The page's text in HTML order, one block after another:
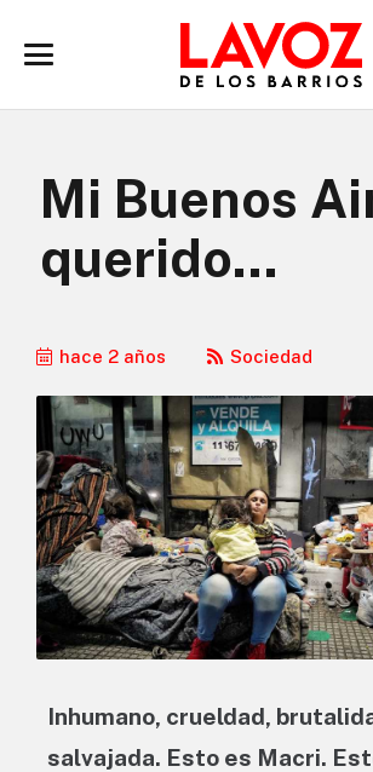
Mi Buenos
querido…
hace 2 años Sociedad
Inhumano, crueldad,
salvajada. Esto es Macri.